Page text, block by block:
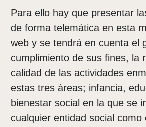
Para ello hay que presentar
de forma telemática en esta
web y se tendrá en cuenta el
cumplimiento de sus fines, la
calidad de las actividades
estas tres áreas; infancia,
bienestar social en la que se
cualquier entidad social como